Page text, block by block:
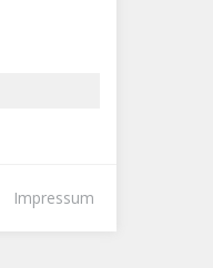
Impressum